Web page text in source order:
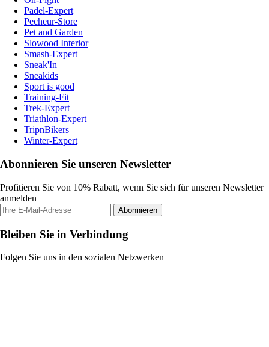
Padel-Expert
Pecheur-Store
Pet and Garden
Slowood Interior
Smash-Expert
Sneak'In
Sneakids
Sport is good
Training-Fit
Trek-Expert
Triathlon-Expert
TripnBikers
Winter-Expert
Abonnieren Sie unseren Newsletter
Profitieren Sie von 10% Rabatt, wenn Sie sich für unseren Newsletter
anmelden
Abonnieren
Bleiben Sie in Verbindung
Folgen Sie uns in den sozialen Netzwerken